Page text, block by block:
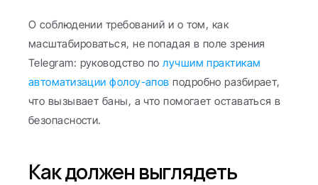
О соблюдении требований и о том, как
масштабироваться, не попадая в поле зрения
Telegram: руководство по лучшим практикам
автоматизации фолоу-апов подробно разбирает,
что вызывает баны, а что помогает оставаться в
безопасности.
Как должен выглядеть